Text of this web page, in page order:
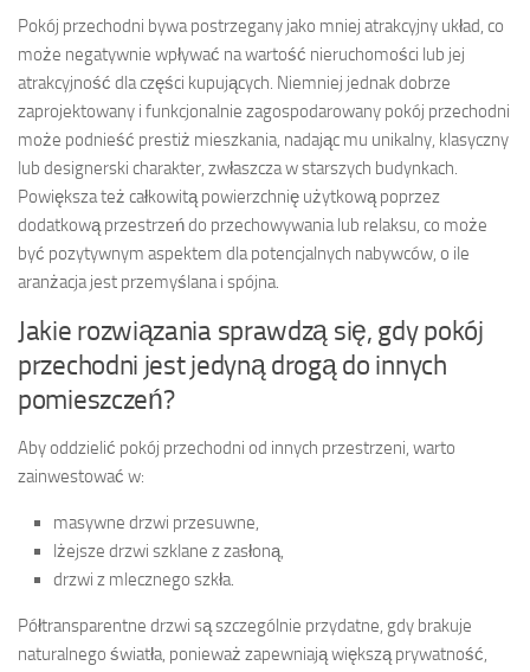
Pokój przechodni bywa postrzegany jako mniej atrakcyjny układ, co
może negatywnie wpływać na wartość nieruchomości lub jej
atrakcyjność dla części kupujących. Niemniej jednak dobrze
zaprojektowany i funkcjonalnie zagospodarowany pokój przechodni
może podnieść prestiż mieszkania, nadając mu unikalny, klasyczny
lub designerski charakter, zwłaszcza w starszych budynkach.
Powiększa też całkowitą powierzchnię użytkową poprzez
dodatkową przestrzeń do przechowywania lub relaksu, co może
być pozytywnym aspektem dla potencjalnych nabywców, o ile
aranżacja jest przemyślana i spójna.
Jakie rozwiązania sprawdzą się, gdy pokój
przechodni jest jedyną drogą do innych
pomieszczeń?
Aby oddzielić pokój przechodni od innych przestrzeni, warto
zainwestować w:
masywne drzwi przesuwne,
lżejsze drzwi szklane z zasłoną,
drzwi z mlecznego szkła.
Półtransparentne drzwi są szczególnie przydatne, gdy brakuje
naturalnego światła, ponieważ zapewniają większą prywatność,